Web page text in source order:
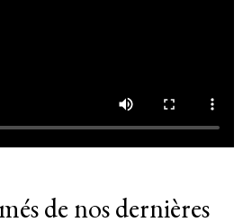
de nos dernières